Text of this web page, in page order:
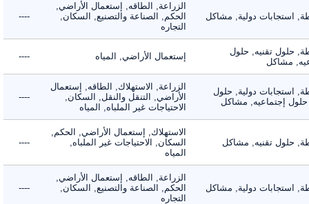
استجابات دولية, مشاكل
الزراعة, الطاقه, إستعمال الأراضي,
الحكم, الصناعة والتصنيع, السكان,
التجاره
----
حلول تقنيه, حلول
مشاكل
إستعمال الأراضي, المياه ----
استجابات دولية, حلول
إجتماعيه, مشاكل
الزراعة, الاستهلاك, الطاقه, إستعمال
الأراضي, التنقل والنقل, السكان,
الاحتياجات غير الملباه, المياه
----
حلول تقنيه, مشاكل
الاستهلاك, إستعمال الأراضي, الحكم,
السكان, الاحتياجات غير الملباه,
المياه
----
استجابات دولية, مشاكل
الزراعة, الطاقه, إستعمال الأراضي,
الحكم, الصناعة والتصنيع, السكان,
التجاره
----